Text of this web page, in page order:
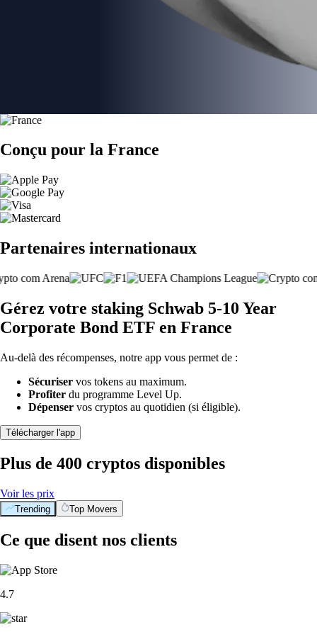
Conçu pour la France
Partenaires internationaux
Gérez votre staking Schwab 5-10 Year
Corporate Bond ETF en France
Au-delà des récompenses, notre app vous permet de :
Sécuriser vos tokens au maximum.
Profiter du programme Level Up.
Dépenser vos cryptos au quotidien (si éligible).
Télécharger l'app
Plus de 400 cryptos disponibles
Voir les prix
Trending Top Movers
Ce que disent nos clients
4.7